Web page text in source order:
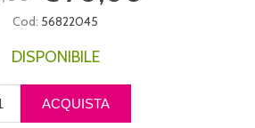
Cod: 56822045
DISPONIBILE